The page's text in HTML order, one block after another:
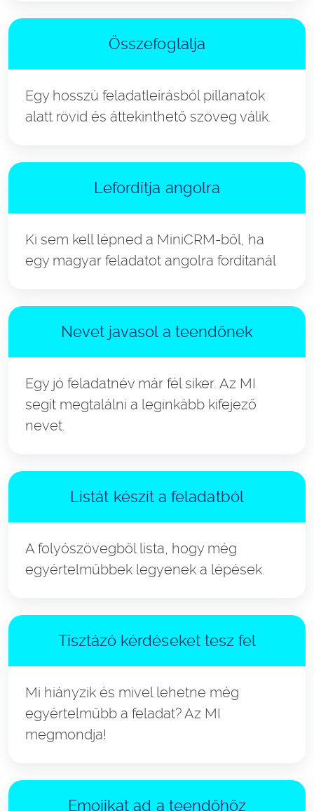
Összefoglalja
Egy hosszú feladatleírásból pillanatok
alatt rövid és áttekinthető szöveg válik.
Lefordítja angolra
Ki sem kell lépned a MiniCRM-ből, ha
egy magyar feladatot angolra fordítanál
Nevet javasol a teendőnek
Egy jó feladatnév már fél siker. Az MI
segít megtalálni a leginkább kifejező
nevet.
Listát készít a feladatból
A folyószövegből lista, hogy még
egyértelműbbek legyenek a lépések.
Tisztázó kérdéseket tesz fel
Mi hiányzik és mivel lehetne még
egyértelműbb a feladat? Az MI
megmondja!
Emojikat ad a teendőhöz